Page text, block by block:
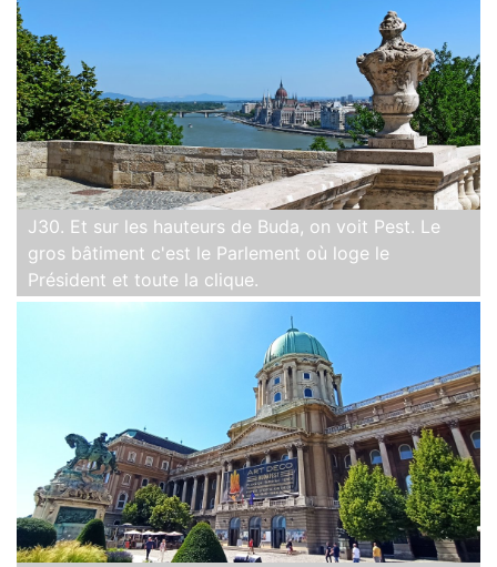
J30. Et sur les hauteurs de Buda, on voit Pest. Le
gros bâtiment c'est le Parlement où loge le
Président et toute la clique.